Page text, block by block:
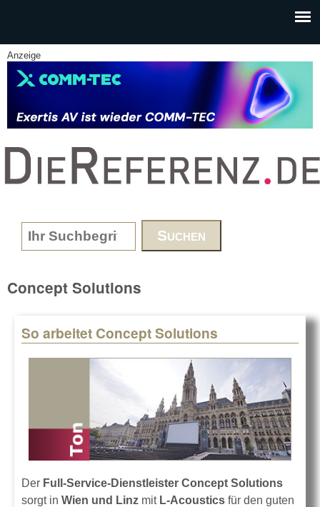
Anzeige
www.DieReferenz.de
Search form
Concept Solutions
So arbeitet Concept Solutions
Der Full-Service-Dienstleister Concept Solutions
sorgt in Wien und Linz mit L-Acoustics für den guten